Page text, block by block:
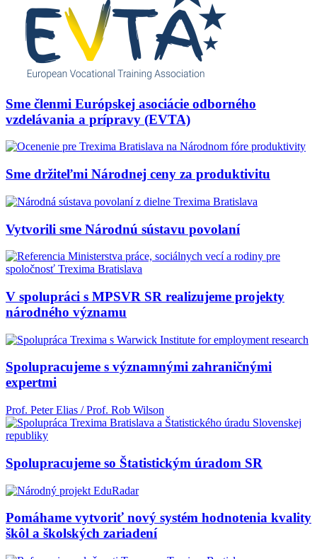
Sme členmi Európskej asociácie odborného
vzdelávania a prípravy (EVTA)
Sme držiteľmi Národnej ceny za produktivitu
Vytvorili sme Národnú sústavu povolaní
V spolupráci s MPSVR SR realizujeme projekty
národného významu
Spolupracujeme s významnými zahraničnými
expertmi
Prof. Peter Elias / Prof. Rob Wilson
Spolupracujeme so Štatistickým úradom SR
Pomáhame vytvoriť nový systém hodnotenia kvality
škôl a školských zariadení